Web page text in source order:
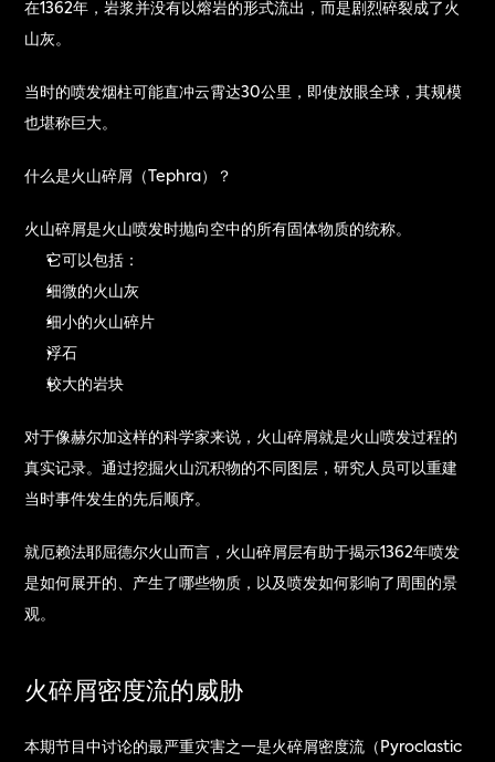
在1362年，岩浆并没有以熔岩的形式流出，而是剧烈碎裂成了火
山灰。
当时的喷发烟柱可能直冲云霄达30公里，即使放眼全球，其规模
也堪称巨大。
什么是火山碎屑（Tephra）？
火山碎屑是火山喷发时抛向空中的所有固体物质的统称。
它可以包括：
细微的火山灰
细小的火山碎片
浮石
较大的岩块
对于像赫尔加这样的科学家来说，火山碎屑就是火山喷发过程的
真实记录。通过挖掘火山沉积物的不同图层，研究人员可以重建
当时事件发生的先后顺序。
就厄赖法耶屈德尔火山而言，火山碎屑层有助于揭示1362年喷发
是如何展开的、产生了哪些物质，以及喷发如何影响了周围的景
观。
火碎屑密度流的威胁
本期节目中讨论的最严重灾害之一是火碎屑密度流（Pyroclastic